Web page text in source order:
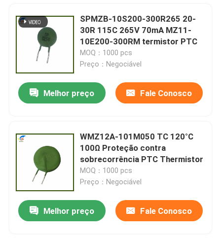
SPMZB-10S200-300R265 20-
30R 115C 265V 70mA MZ11-
10E200-300RM termistor PTC
MOQ：1000 pcs
Preço：Negociável
Melhor preço Fale Conosco
WMZ12A-101M050 TC 120°C
100Ω Proteção contra
sobrecorrência PTC Thermistor
MOQ：1000 pcs
Preço：Negociável
Melhor preço Fale Conosco